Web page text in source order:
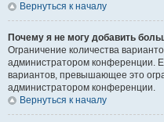
Вернуться к началу
Почему я не могу добавить
Ограничение количества
администратором конференции.
вариантов, превышающее это
администратором конференции.
Вернуться к началу